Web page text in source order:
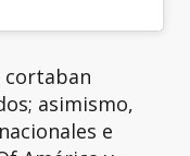
cortaban
asimismo,
e